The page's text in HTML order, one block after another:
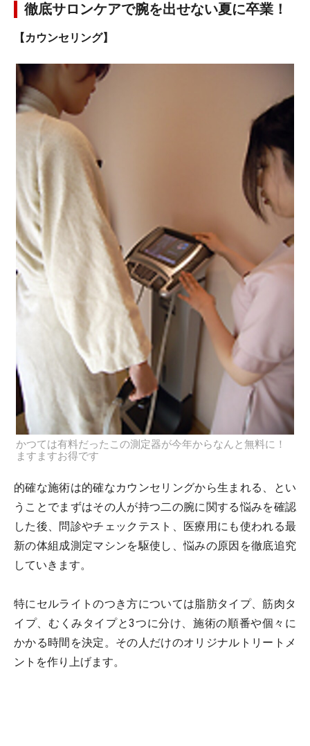
徹底サロンケアで腕を出せない夏に卒業！
【カウンセリング】
かつては有料だったこの測定器が今年からなんと無料に！
ますますお得です
的確な施術は的確なカウンセリングから生まれる、とい
うことでまずはその人が持つ二の腕に関する悩みを確認
した後、問診やチェックテスト、医療用にも使われる最
新の体組成測定マシンを駆使し、悩みの原因を徹底追究
していきます。
特にセルライトのつき方については脂肪タイプ、筋肉タ
イプ、むくみタイプと3つに分け、施術の順番や個々に
かかる時間を決定。その人だけのオリジナルトリートメ
ントを作り上げます。